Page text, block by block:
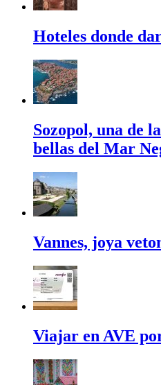
Hoteles donde
Sozopol, una de
bellas del Mar
Vannes, joya
Viajar en AVE